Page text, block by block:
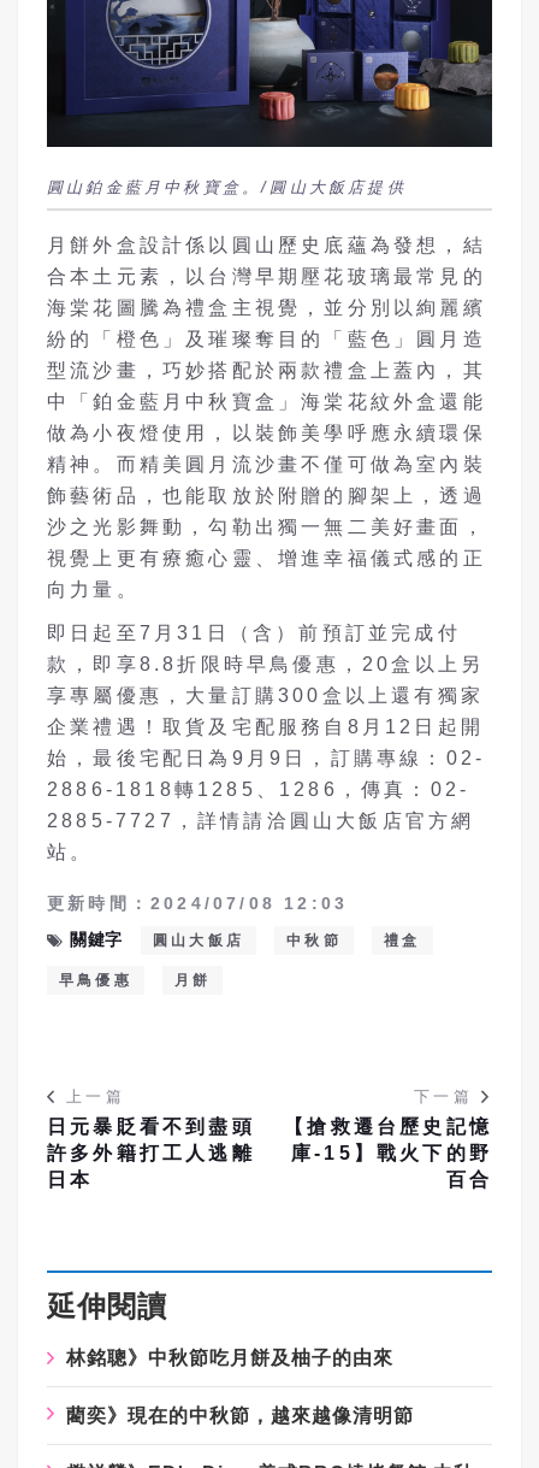
圓山鉑金藍月中秋寶盒。/圓山大飯店提供
月餅外盒設計係以圓山歷史底蘊為發想，結
合本土元素，以台灣早期壓花玻璃最常見的
海棠花圖騰為禮盒主視覺，並分別以絢麗繽
紛的「橙色」及璀璨奪目的「藍色」圓月造
型流沙畫，巧妙搭配於兩款禮盒上蓋內，其
中「鉑金藍月中秋寶盒」海棠花紋外盒還能
做為小夜燈使用，以裝飾美學呼應永續環保
精神。而精美圓月流沙畫不僅可做為室內裝
飾藝術品，也能取放於附贈的腳架上，透過
沙之光影舞動，勾勒出獨一無二美好畫面，
視覺上更有療癒心靈、增進幸福儀式感的正
向力量。
即日起至7月31日（含）前預訂並完成付
款，即享8.8折限時早鳥優惠，20盒以上另
享專屬優惠，大量訂購300盒以上還有獨家
企業禮遇！取貨及宅配服務自8月12日起開
始，最後宅配日為9月9日，訂購專線：02-
2886-1818轉1285、1286，傳真：02-
2885-7727，詳情請洽圓山大飯店官方網
站。
更新時間：2024/07/08 12:03
關鍵字
圓山大飯店 中秋節 禮盒
早鳥優惠 月餅
上一篇
日元暴貶看不到盡頭
許多外籍打工人逃離
日本
下一篇
【搶救遷台歷史記憶
庫-15】戰火下的野
百合
延伸閱讀
林銘聰》中秋節吃月餅及柚子的由來
藺奕》現在的中秋節，越來越像清明節